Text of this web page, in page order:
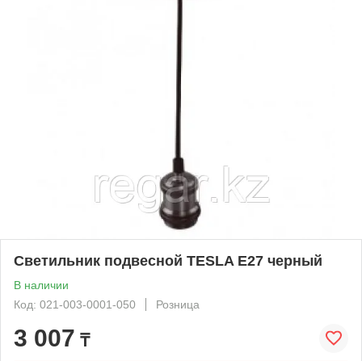
Светильник подвесной TESLA Е27 черный
В наличии
Код: 021-003-0001-050
Розница
3 007 ₸